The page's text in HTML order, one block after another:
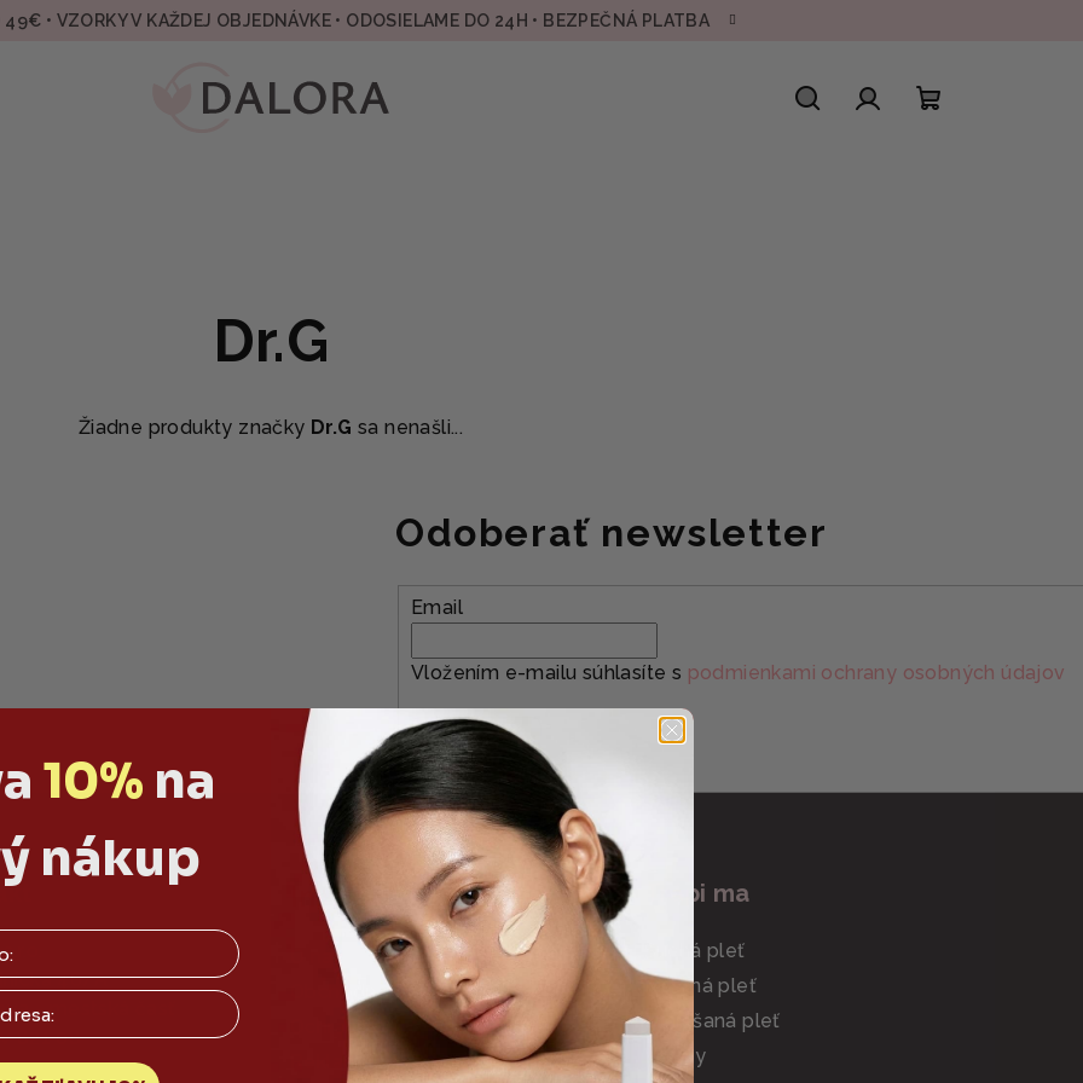
49€ • VZORKY V KAŽDEJ OBJEDNÁVKE • ODOSIELAME DO 24H • BEZPEČNÁ PLATBA
Dr.G
Žiadne produkty značky Dr.G sa nenašli...
Odoberať newsletter
Email
Vložením e-mailu súhlasíte s podmienkami ochrany osobných údajov
Prihlásiť sa
46/A
- mestská časť
821 08
Informácie pre vás
O nás
Obchodné podmienky
Ochrana osobných údajov
Reklamácia
Trápi ma
Suchá pleť
Mastná pleť
Zmiešaná pleť
Vrásky
10% na
nákup